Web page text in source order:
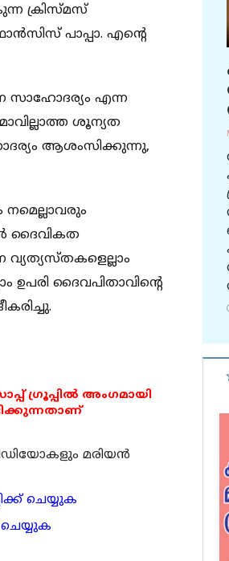
ക്രിസ്മസ്
പാപ്പാ. എന്റെ
സാഹോദര്യം എന്ന
ശൂന്യത
ആശംസിക്കുന്നു,
ദൈവികത
ദൈവപിതാവിന്റെ
ഗ്രൂപ്പിൽ അംഗമായി
മരിയന്‍
ചെയ്യുക